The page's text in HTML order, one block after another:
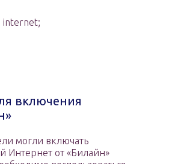
internet;
включения
могли включать
Интернет от «Билайн»